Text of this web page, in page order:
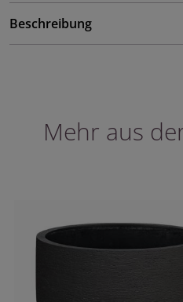
Beschreibung
Mehr aus